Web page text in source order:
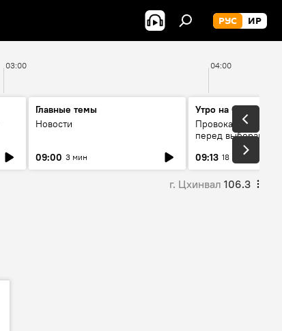
РУС ИР
03:00 04:00
Главные темы
Новости
09:00 3 мин
Утро на Спутнике
Провокации со
перед выборами в
09:13 18 мин
г. Цхинвал 106.3